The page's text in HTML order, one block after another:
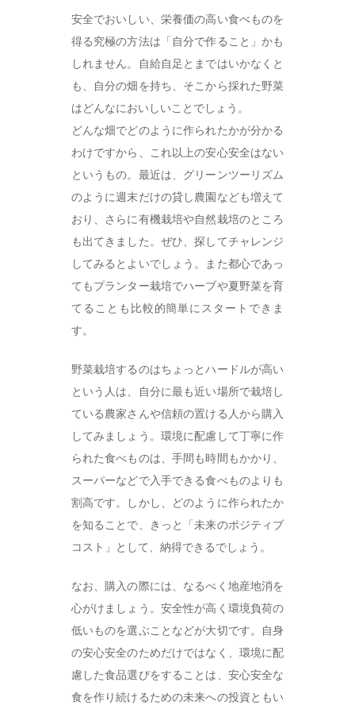
安全でおいしい、栄養価の高い食べものを
得る究極の方法は「自分で作ること」かも
しれません。自給自足とまではいかなくと
も、自分の畑を持ち、そこから採れた野菜
はどんなにおいしいことでしょう。
どんな畑でどのように作られたかが分かる
わけですから、これ以上の安心安全はない
というもの。最近は、グリーンツーリズム
のように週末だけの貸し農園なども増えて
おり、さらに有機栽培や自然栽培のところ
も出てきました。ぜひ、探してチャレンジ
してみるとよいでしょう。また都心であっ
てもプランター栽培でハーブや夏野菜を育
てることも比較的簡単にスタートできま
す。
野菜栽培するのはちょっとハードルが高い
という人は、自分に最も近い場所で栽培し
ている農家さんや信頼の置ける人から購入
してみましょう。環境に配慮して丁寧に作
られた食べものは、手間も時間もかかり、
スーパーなどで入手できる食べものよりも
割高です。しかし、どのように作られたか
を知ることで、きっと「未来のポジティブ
コスト」として、納得できるでしょう。
なお、購入の際には、なるべく地産地消を
心がけましょう。安全性が高く環境負荷の
低いものを選ぶことなどが大切です。自身
の安心安全のためだけではなく、環境に配
慮した食品選びをすることは、安心安全な
食を作り続けるための未来への投資ともい